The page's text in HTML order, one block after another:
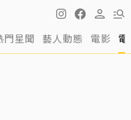
門星聞 藝人動態 電影